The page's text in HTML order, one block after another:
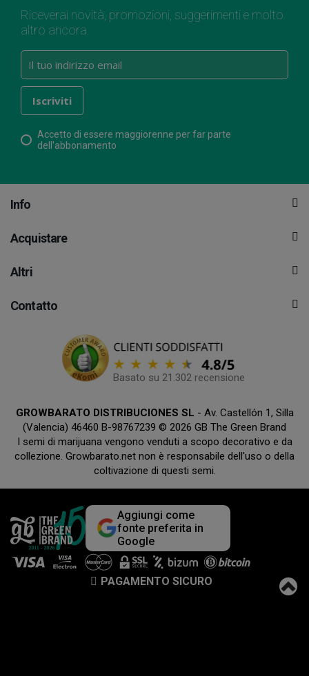
Riceverai novità, promozioni, suggerimenti e molto
altro ancora.
Accetto di essere maggiorenne per far parte
dell'abbonamento
Info
Acquistare
Altri
Contatto
Basato su 21.302 recensione
GROWBARATO DISTRIBUCIONES SL - Av. Castellón 1, Silla
(Valencia) 46460 B-98767239 © 2026 GB The Green Brand
I semi di marijuana vengono venduti a scopo decorativo e da
collezione. Growbarato.net non è responsabile dell'uso o della
coltivazione di questi semi.
Aggiungi come
fonte preferita in
Google
PAGAMENTO SICURO